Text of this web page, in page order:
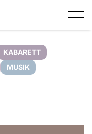
KABARETT
MUSIK